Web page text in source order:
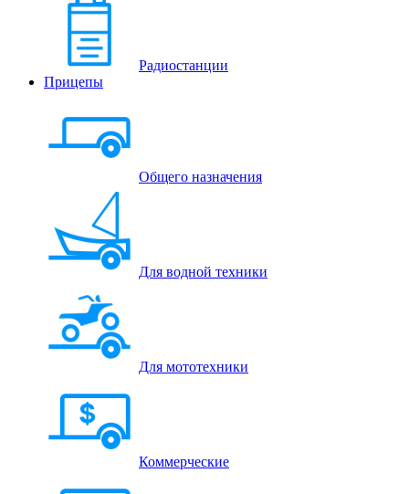
Радиостанции
Прицепы
Общего назначения
Для водной техники
Для мототехники
Коммерческие